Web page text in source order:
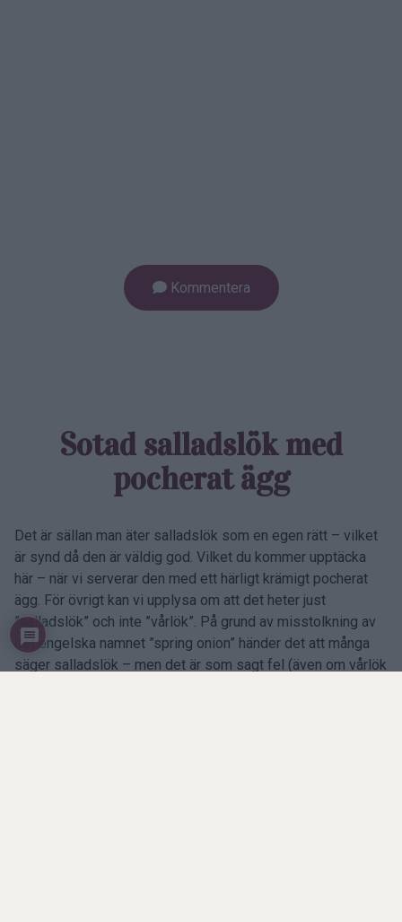
Kommentera
Sotad salladslök med
pocherat ägg
Det är sällan man äter salladslök som en egen rätt – vilket
är synd då den är väldig god. Vilket du kommer upptäcka
här – när vi serverar den med ett härligt krämigt pocherat
ägg. För övrigt kan vi upplysa om att det heter just
”salladslök” och inte ”vårlök”. På grund av misstolkning av
det engelska namnet ”spring onion” händer det att många
säger salladslök – men det är som sagt fel (även om vårlök